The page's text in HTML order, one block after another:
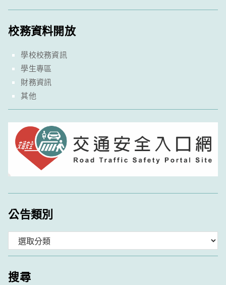
校務資料開放
學校校務資訊
學生專區
財務資訊
其他
公告類別
類
搜尋